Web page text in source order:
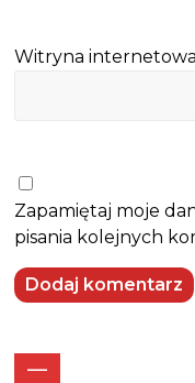
Witryna internetowa
Zapamiętaj moje
pisania kolejnych
—